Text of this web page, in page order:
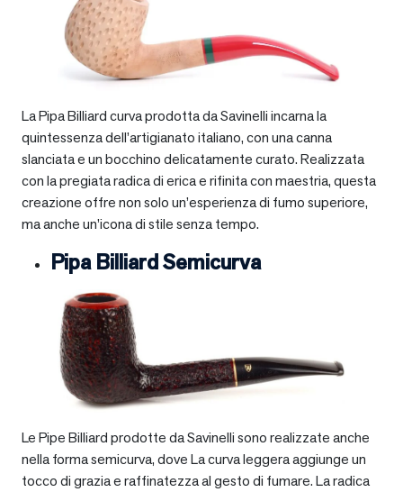
La Pipa Billiard curva prodotta da Savinelli incarna la
quintessenza dell’artigianato italiano, con una canna
slanciata e un bocchino delicatamente curato. Realizzata
con la pregiata radica di erica e rifinita con maestria, questa
creazione offre non solo un’esperienza di fumo superiore,
ma anche un’icona di stile senza tempo.
Pipa Billiard Semicurva
Le Pipe Billiard prodotte da Savinelli sono realizzate anche
nella forma semicurva, dove La curva leggera aggiunge un
tocco di grazia e raffinatezza al gesto di fumare. La radica